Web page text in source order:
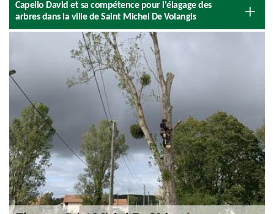
Capello David et sa compétence pour l'élagage des
arbres dans la ville de Saint Michel De Volangis